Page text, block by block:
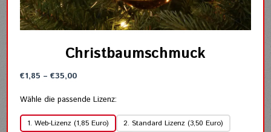
Christbaumschmuck
€1,85 –€35,00Preisspanne:
bis
€35,00
Wähle die passende Lizenz:
1. Web-Lizenz (1,85 Euro)
2. Standard Lizenz (3,50 Euro)